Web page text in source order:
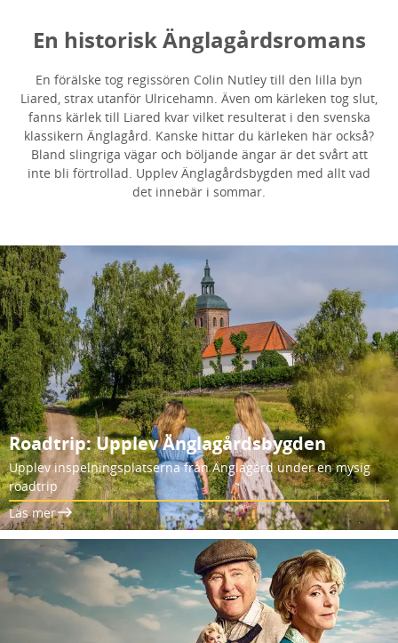
En historisk Änglagårdsromans
En förälske tog regissören Colin Nutley till den lilla byn
Liared, strax utanför Ulricehamn. Även om kärleken tog slut,
fanns kärlek till Liared kvar vilket resulterat i den svenska
klassikern Änglagård. Kanske hittar du kärleken här också?
Bland slingriga vägar och böljande ängar är det svårt att
inte bli förtrollad. Upplev Änglagårdsbygden med allt vad
det innebär i sommar.
Roadtrip: Upplev Änglagårdsbygden
Upplev inspelningsplatserna från Änglagård under en mysig
roadtrip
Läs mer